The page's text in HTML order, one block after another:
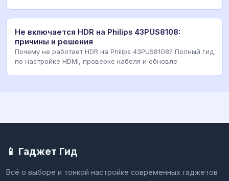
Не включается HDR на Philips 43PUS8108:
причины и решения
Почему не работает HDR на Philips 43PUS8108? Полный гид
по настройке HDMI, проверке кабеля и обновле
📱 Гаджет Гид
Всё о выборе и тонкой настройке современных гаджетов